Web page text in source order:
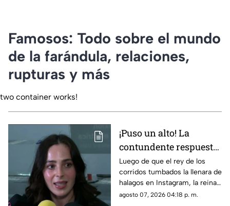
Famosos: Todo sobre el mundo
de la farándula, relaciones,
rupturas y más
two container works!
¡Puso un alto! La
contundente respuesta
de Fátima Bosch a los
coqueteos de Natanael
Cano
Luego de que el rey de los
corridos tumbados la llenara de
halagos en Instagram, la reina
de belleza rompe el silencio y
agosto 07, 2026 04:18 p. m.